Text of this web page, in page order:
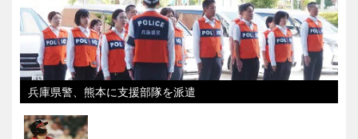
兵庫県警、熊本に支援部隊を派遣